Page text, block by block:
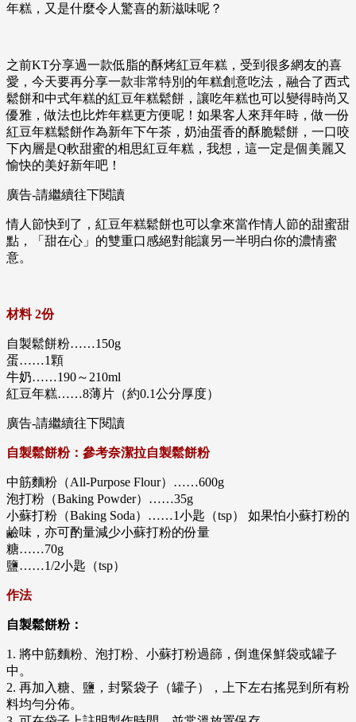
年糕，又是什麼令人驚喜的新滋味呢？
之前KT分享過一款低脂的酥烤紅豆年糕，受到很多網友的喜
愛，今天要再分享一款非常特別的年糕創意吃法，融合了西式
鬆餅和中式年糕的紅豆年糕鬆餅，讓吃年糕也可以變得時尚又
優雅，做法也比炸年糕更方便呢！如果客人來拜年時，做一份
紅豆年糕鬆餅作為新年下午茶，奶油蛋香的酥脆鬆餅，一口咬
下內層是Q軟甜蜜的相思紅豆年糕，我想，這一定是個美麗又
愉快的美好新年吧！
廣告-請繼續往下閱讀
情人節快到了，紅豆年糕鬆餅也可以拿來當作情人節的甜蜜甜
點，「甜在心」的雙重口感絕對能讓另一半明白你的濃情蜜
意。
材料 2份
自製鬆餅粉……150g
蛋……1顆
牛奶……190～210ml
紅豆年糕……8薄片（約0.1公分厚度）
廣告-請繼續往下閱讀
自製鬆餅粉：參考奈潔拉自製鬆餅粉
中筋麵粉（All-Purpose Flour）……600g
泡打粉（Baking Powder）……35g
小蘇打粉（Baking Soda）……1小匙（tsp） 如果怕小蘇打粉的
鹼味，亦可酌量減少小蘇打粉的份量
糖……70g
鹽……1/2小匙（tsp）
作法
自製鬆餅粉：
1. 將中筋麵粉、泡打粉、小蘇打粉過篩，倒進保鮮袋或罐子
中。
2. 再加入糖、鹽，封緊袋子（罐子），上下左右搖晃到所有粉
料均勻分佈。